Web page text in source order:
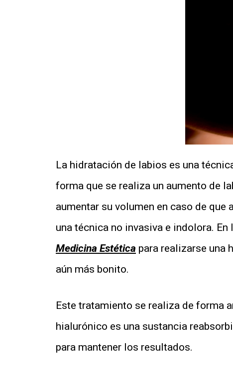
La hidratación de labios es una
forma que se realiza un aumento de
aumentar su volumen en caso de que
una técnica no invasiva e indolora. En
Medicina Estética para realizarse una
aún más bonito.
Este tratamiento se realiza de forma
hialurónico es una sustancia
para mantener los resultados.